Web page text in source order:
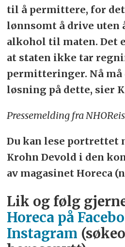
til å permittere, for
lønnsomt å drive uten
alkohol til maten. Det
at staten ikke tar
permitteringer. Nå må
løsning på dette, sier
Pressemelding fra
Du kan lese portrettet
Krohn Devold i den
av magasinet Horeca
Lik og følg
Horeca på
Instagram